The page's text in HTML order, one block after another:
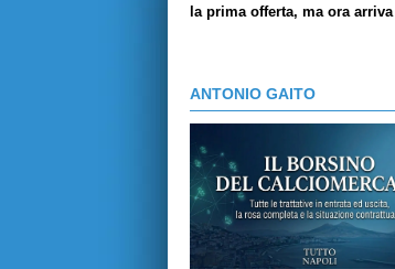
la prima offerta, ma ora
ANTONIO GAITO